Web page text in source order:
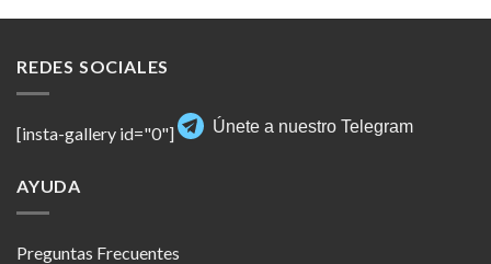
REDES SOCIALES
[insta-gallery id="0"] Únete a nuestro Telegram
AYUDA
Preguntas Frecuentes